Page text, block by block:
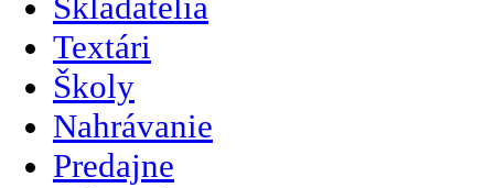
Textári
Školy
Nahrávanie
Predajne